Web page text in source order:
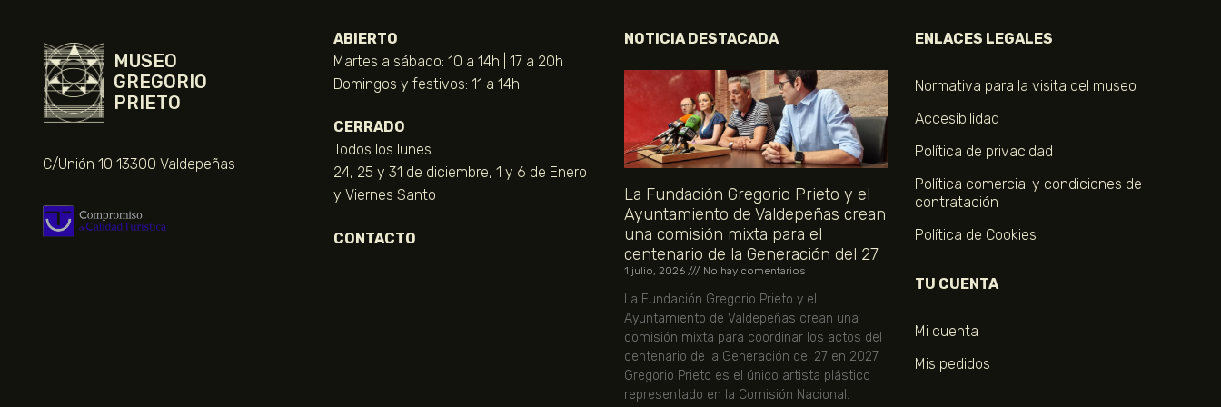
MUSEO
GREGORIO
PRIETO
C/Unión 10 13300 Valdepeñas
ABIERTO
Martes a sábado: 10 a 14h | 17 a 20h
Domingos y festivos: 11 a 14h
CERRADO
Todos los lunes
24, 25 y 31 de diciembre, 1 y 6 de Enero
y Viernes Santo
CONTACTO
NOTICIA DESTACADA
La Fundación Gregorio Prieto y el
Ayuntamiento de Valdepeñas crean
una comisión mixta para el
centenario de la Generación del 27
1 julio, 2026 No hay comentarios
La Fundación Gregorio Prieto y el
Ayuntamiento de Valdepeñas crean una
comisión mixta para coordinar los actos del
centenario de la Generación del 27 en 2027.
Gregorio Prieto es el único artista plástico
representado en la Comisión Nacional.
ENLACES LEGALES
Normativa para la visita del museo
Accesibilidad
Política de privacidad
Política comercial y condiciones de
contratación
Política de Cookies
TU CUENTA
Mi cuenta
Mis pedidos